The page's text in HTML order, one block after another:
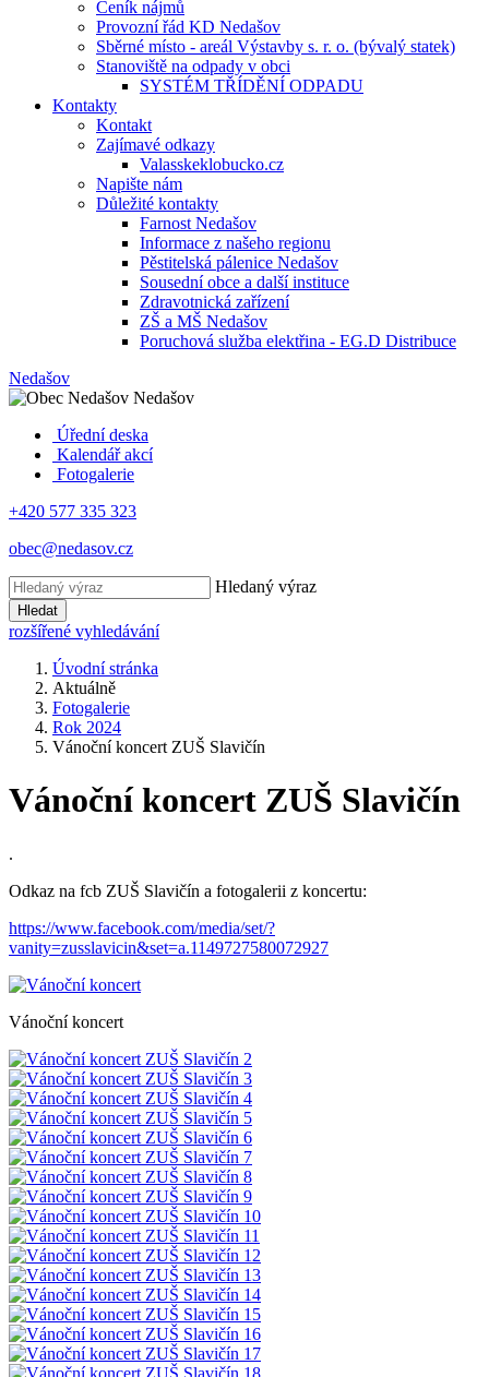
Ceník nájmů
Provozní řád KD Nedašov
Sběrné místo - areál Výstavby s. r. o. (bývalý statek)
Stanoviště na odpady v obci
SYSTÉM TŘÍDĚNÍ ODPADU
Kontakty
Kontakt
Zajímavé odkazy
Valasskeklobucko.cz
Napište nám
Důležité kontakty
Farnost Nedašov
Informace z našeho regionu
Pěstitelská pálenice Nedašov
Sousední obce a další instituce
Zdravotnická zařízení
ZŠ a MŠ Nedašov
Poruchová služba elektřina - EG.D Distribuce
Nedašov
Nedašov
Úřední deska
Kalendář akcí
Fotogalerie
+420 577 335 323
obec@nedasov.cz
Hledaný výraz
Hledat
rozšířené vyhledávání
Úvodní stránka
Aktuálně
Fotogalerie
Rok 2024
Vánoční koncert ZUŠ Slavičín
Vánoční koncert ZUŠ Slavičín
.
Odkaz na fcb ZUŠ Slavičín a fotogalerii z koncertu:
https://www.facebook.com/media/set/?
vanity=zusslavicin&set=a.1149727580072927
Vánoční koncert